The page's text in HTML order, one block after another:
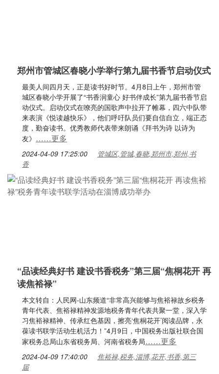
郑州市管城区春晓小学举行第九届书香节启动仪式
最美人间四月天，正是读书好时节。4月8日上午，郑州市管
城区春晓小学开展了“书香润童心 好书伴成长”第九届书香节启
动仪式。启动仪式在嘹亮的国歌声中拉开了帷幕，四六中队带
来表演《悦读越快乐》，他们呼吁队员们要自信自立，端正态
度，勤奋读书。优秀教师代表带来朗诵《拜书为诗 以诗为
友》 ……更多
2024-04-09 17:25:00
管城区,管城,春晓,郑州市,郑州,书
香
“品读经典好书 建设书香税务”第三届“焦桐花开 再
读焦裕禄”
本文转自：人民网-山东频道“非常高兴能够与焦裕禄故乡税务
青年代表、焦裕禄精神发源地税务青年代表共聚一堂，深入学
习焦裕禄精神、传承红色基因，擦亮‘焦桐花开’阅读品牌，永
葆读书联学活动生机活力！”4月9日，中国税务出版社联合国
家税务总局山东省税务局、河南省税务局……更多
2024-04-09 17:40:00
焦裕禄,税务,淄博,花开,书香,第三
届